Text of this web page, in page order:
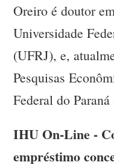
Oreiro é doutor
Universidade
(UFRJ), e,
Pesquisas
Federal do
IHU On-Line -
empréstimo